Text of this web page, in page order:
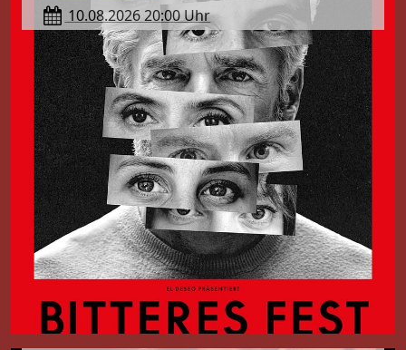
stürzt sich nach dem Tod
ihrer Mutter in ihre Arbeit,
ohne sich Raum zum Trauern
zu geben. In einer anderen
Zeit in der gleichen Stadt
arbeitet der erfolgreiche
Autor und Regisseur Raúl
Durán, der gegen eine lange
kreative Krise ankämpft, an
seinem neuen Werk – und
schreibt genau jene
Geschichte, die Elsas Leben
erzählt.
Vorstellungstermine: 10.08
20:00 Uhr
10.08.2026 20:00 Uhr
Zwei Zeitebenen und zwei Perspektiven
verweben sich zu einem vielschichtigen Spiel
zwischen Realität und Fiktion: Die erfolgreiche
Werbefilmregisseurin Elsa stürzt sich nach
dem Tod ihrer Mutter in ihre Arbeit, ohne sich
Raum zum Trauern zu geben. In einer anderen
Zeit in der gleichen Stadt arbeitet der
erfolgreiche Autor und Regisseur Raúl Durán,
der gegen eine lange kreative Krise ankämpft,
an seinem neuen Werk – und schreibt genau
jene Geschichte, die Elsas Leben erzählt.